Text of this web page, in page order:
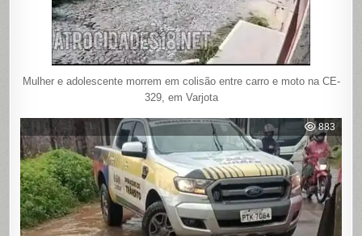
Mulher e adolescente morrem em colisão entre carro e moto na CE-
329, em Varjota
883